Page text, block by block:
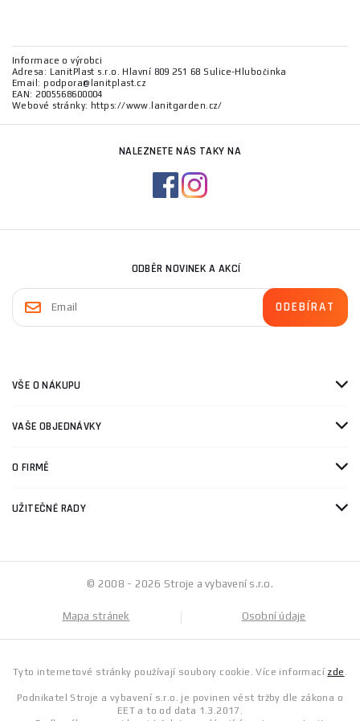
Informace o výrobci
Adresa: LanitPlast s.r.o. Hlavní 809 251 68 Sulice-Hlubočinka
Email: podpora@lanitplast.cz
EAN: 2005568600004
Webové stránky: https://www.lanitgarden.cz/
NALEZNETE NÁS TAKY NA
ODBĚR NOVINEK A AKCÍ
VŠE O NÁKUPU
VAŠE OBJEDNÁVKY
O FIRMĚ
UŽITEČNÉ RADY
© 2008 - 2026 Stroje a vybavení s.r.o.
Mapa stránek Osobní údaje
Tyto internetové stránky používají soubory cookie. Více informací zde .
Podnikatel Stroje a vybavení s.r.o. je povinen vést tržby dle zákona o
EET a to od data 1.3.2017.